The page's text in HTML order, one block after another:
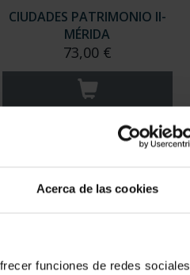
Acerca de las cookies
funciones de redes sociales
CIUDADES PATRIMONIO II-
MÉRIDA
73,00 €